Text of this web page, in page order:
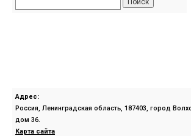
Адрес:
Россия, Ленинградская область, 187403, город
дом 36.
Карта сайта